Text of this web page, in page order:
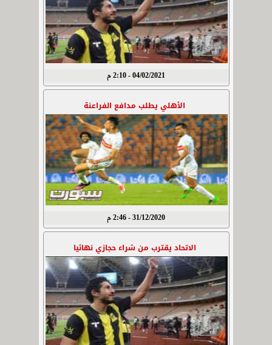
04/02/2021 - 2:10 م
الأهلي يطلب مدافع الفراعنة
31/12/2020 - 2:46 م
الاتحاد يقترب من شراء حجازي نهائيا